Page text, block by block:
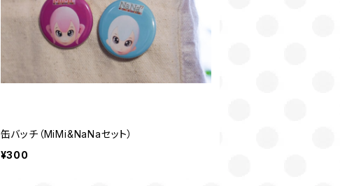
缶バッチ（MiMi&NaNaセット）
¥300